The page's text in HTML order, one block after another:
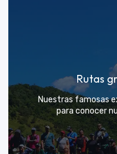
Rutas
Nuestras famosas
para conocer